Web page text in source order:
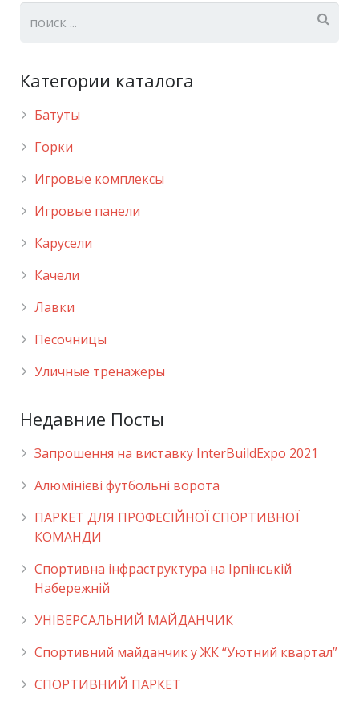
Категории каталога
Батуты
Горки
Игровые комплексы
Игровые панели
Карусели
Качели
Лавки
Песочницы
Уличные тренажеры
Недавние Посты
Запрошення на виставку InterBuildExpo 2021
Алюмінієві футбольні ворота
ПАРКЕТ ДЛЯ ПРОФЕСІЙНОЇ СПОРТИВНОЇ
КОМАНДИ
Спортивна інфраструктура на Ірпінській
Набережній
УНІВЕРСАЛЬНИЙ МАЙДАНЧИК
Cпортивний майданчик у ЖК “Уютний квартал”
СПОРТИВНИЙ ПАРКЕТ